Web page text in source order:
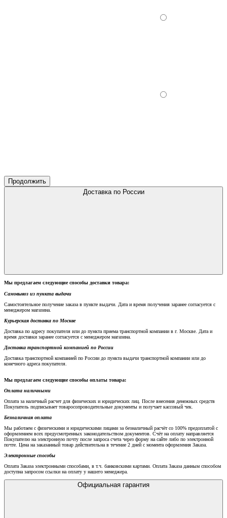
Продолжить
Доставка по России
Мы предлагаем следующие способы доставки товара:
Самовывоз из пункта выдачи
Самостоятельное получение заказа в пункте выдачи. Дата и время получения заранее согласуется с
менеджером магазина.
Курьерская доставка по Москве
Доставка по адресу покупателя или до пункта приема транспортной компании в г. Москве. Дата и
время доставки заранее согласуется с менеджером магазина.
Доставка транспортной компанией по России
Доставка транспортной компанией по России до пункта выдачи транспортной компании или до
конечного адреса покупателя.
Мы предлагаем следующие способы оплаты товара:
Оплата наличными
Оплата за наличный расчет для физических и юридических лиц. После внесения денежных средств
Покупатель подписывает товаросопроводительные документы и получает кассовый чек.
Безналичная оплата
Мы работаем с физическими и юридическими лицами за безналичный расчёт со 100% предоплатой с
оформлением всех предусмотренных законодательством документов. Счёт на оплату направляется
Покупателю на электронную почту после запроса счета через форму на сайте либо по электронной
почте. Цена на заказанный товар действительна в течение 2 дней с момента оформления Заказа.
Электронные способы
Оплата Заказа электронными способами, в т.ч. банковскими картами. Оплата Заказа данным способом
доступна запросом ссылки на оплату у нашего менеджера.
Официальная гарантия